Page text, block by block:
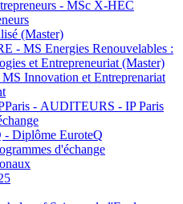
- MSc X-HEC
(Master)
- MS Energies Renouvelables :
et Entrepreneuriat (Master)
Innovation et Entreprenariat
- AUDITEURS - IP Paris
- Diplôme EuroteQ
d'échange